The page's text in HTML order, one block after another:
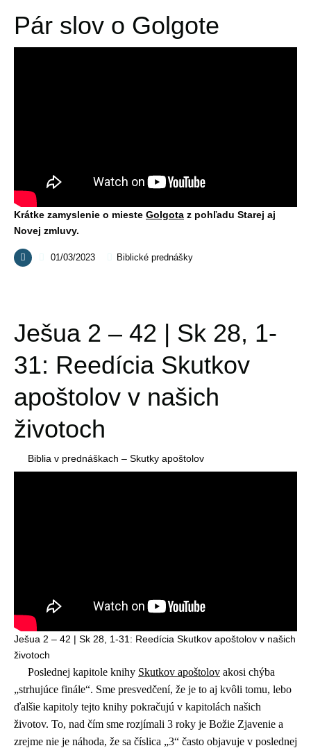
Pár slov o Golgote
Krátke zamyslenie o mieste Golgota z pohľadu Starej aj
Novej zmluvy.
01/03/2023 Biblické prednášky
Ješua 2 – 42 | Sk 28, 1-
31: Reedícia Skutkov
apoštolov v našich
životoch
Biblia v prednáškach – Skutky apoštolov
Ješua 2 – 42 | Sk 28, 1-31: Reedícia Skutkov apoštolov v našich
životoch
Poslednej kapitole knihy Skutkov apoštolov akosi chýba
„strhujúce finále“. Sme presvedčení, že je to aj kvôli tomu, lebo
ďalšie kapitoly tejto knihy pokračujú v kapitolách našich
životov. To, nad čím sme rozjímali 3 roky je Božie Zjavenie a
zrejme nie je náhoda, že sa číslica „3“ často objavuje v poslednej